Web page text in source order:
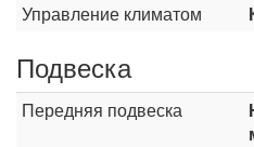
Управление климатом
Подвеска
Передняя подвеска